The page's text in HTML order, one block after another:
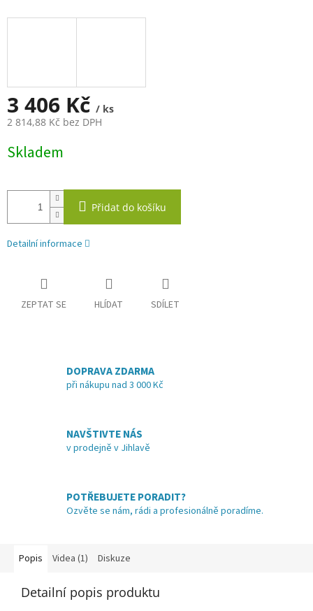
3 406 Kč / ks
2 814,88 Kč bez DPH
cena:
Skladem
Přidat do košíku
Detailní informace
ZEPTAT SE HLÍDAT SDÍLET
DOPRAVA ZDARMA
při nákupu nad 3 000 Kč
NAVŠTIVTE NÁS
v prodejně v Jihlavě
POTŘEBUJETE PORADIT?
Ozvěte se nám, rádi a profesionálně poradíme.
Popis Videa (1) Diskuze
Detailní popis produktu